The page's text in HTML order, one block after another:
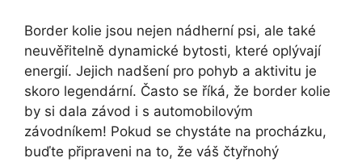
Border kolie jsou nejen nádherní psi, ale také
neuvěřitelně dynamické bytosti, které oplývají
energií. Jejich nadšení pro pohyb a aktivitu je
skoro legendární. Často se říká, že border kolie
by si dala závod i s automobilovým
závodníkem! Pokud se chystáte na procházku,
buďte připraveni na to, že váš čtyřnohý